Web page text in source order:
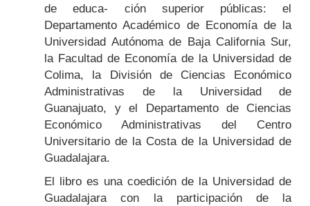
de educa- ción superior públicas: el
Departamento Académico de Economía de la
Universidad Autónoma de Baja California Sur,
la Facultad de Economía de la Universidad de
Colima, la División de Ciencias Económico
Administrativas de la Universidad de
Guanajuato, y el Departamento de Ciencias
Económico Administrativas del Centro
Universitario de la Costa de la Universidad de
Guadalajara.
El libro es una coedición de la Universidad de
Guadalajara con la participación de la